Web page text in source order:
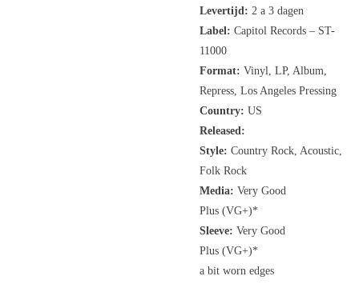
Levertijd: 2 a 3 dagen
Label: Capitol Records ‎– ST-
11000
Format: Vinyl, LP, Album,
Repress, Los Angeles Pressing
Country: US
Released:
Style: Country Rock, Acoustic,
Folk Rock
Media: Very Good
Plus (VG+)*
Sleeve: Very Good
Plus (VG+)*
a bit worn edges